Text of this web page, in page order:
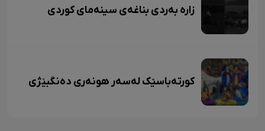
زاره بەردی بناغەی سینەمای کوردی
کورتەباسێک لەسەر هونەری دەنگبێژی